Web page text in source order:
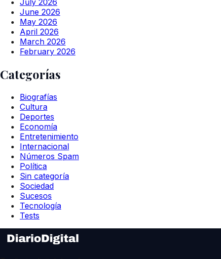
July 2026
June 2026
May 2026
April 2026
March 2026
February 2026
Categorías
Biografías
Cultura
Deportes
Economía
Entretenimiento
Internacional
Números Spam
Política
Sin categoría
Sociedad
Sucesos
Tecnología
Tests